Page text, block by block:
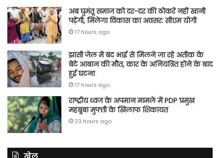
अब घुमंतू समाज को दर-दर की ठोकरें नहीं खानी
पड़ेंगी, मिलेगा विकास का अवसर: सीएम योगी
17 hours ago
झांसी जेल में बंद भाई से मिलने जा रहे अतीक के
बेटे आबान की मौत, कार के अनियंत्रित होने के बाद
हुई घटना
17 hours ago
राष्ट्रीय ध्वज के अपमान मामले में PDP प्रमुख
महबूबा मुफ्ती के खिलाफ शिकायत
23 hours ago